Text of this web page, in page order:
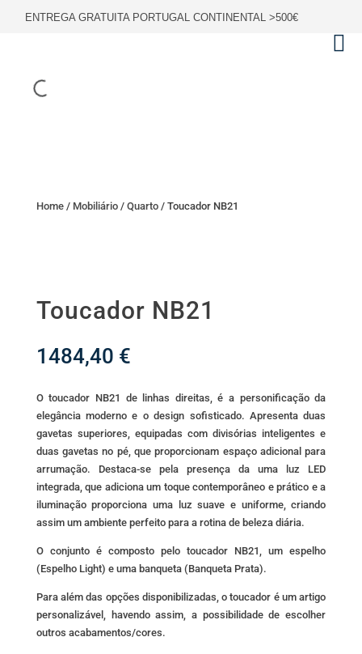
ENTREGA GRATUITA PORTUGAL CONTINENTAL >500€
Home/ Mobiliário/ Quarto/ Toucador NB21
Toucador NB21
1484,40 €
O toucador NB21 de linhas direitas, é a personificação da
elegância moderno e o design sofisticado. Apresenta duas
gavetas superiores, equipadas com divisórias inteligentes e
duas gavetas no pé, que proporcionam espaço adicional para
arrumação. Destaca-se pela presença da uma luz LED
integrada, que adiciona um toque contemporâneo e prático e a
iluminação proporciona uma luz suave e uniforme, criando
assim um ambiente perfeito para a rotina de beleza diária.
O conjunto é composto pelo toucador NB21, um espelho
(Espelho Light) e uma banqueta (Banqueta Prata).
Para além das opções disponibilizadas, o toucador é um artigo
personalizável, havendo assim, a possibilidade de escolher
outros acabamentos/cores.